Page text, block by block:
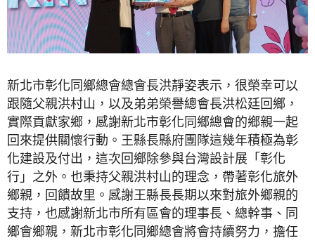
新北市彰化同鄉總會總會長洪靜姿表示，很榮幸可以
跟隨父親洪村山，以及弟弟榮譽總會長洪松廷回鄉，
實際貢獻家鄉，感謝新北市彰化同鄉總會的鄉親一起
回來提供關懷行動。王縣長縣府團隊這幾年積極為彰
化建設及付出，這次回鄉除參與台灣設計展「彰化
行」之外。也秉持父親洪村山的理念，帶著彰化旅外
鄉親，回饋故里。感謝王縣長長期以來對旅外鄉親的
支持，也感謝新北市所有區會的理事長、總幹事、同
鄉會鄉親，新北市彰化同鄉總會將會持續努力，擔任